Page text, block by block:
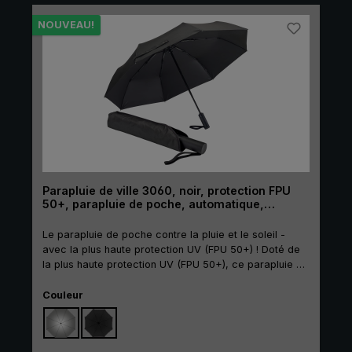
le même matériau que la toile. Par amour de
l'environnement - le parapluie durable 32P7 avec
fonction automatique !
NOUVEAU!
Parapluie de ville 3060, noir, protection FPU
50+, parapluie de poche, automatique,
Le parapluie de poche contre la pluie et le soleil -
avec la plus haute protection UV (FPU 50+) ! Doté de
la plus haute protection UV (FPU 50+), ce parapluie de
contre la pluie, mais aussi contre les rayons UV nocifs
. Cette haute protection UV est obtenue par un
revêtement opaque à l'intérieur de la toile, qui protège
des rayons directs du soleil. Autre avantage : La toile
Sélectionnez
Couleur